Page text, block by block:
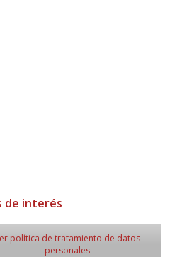
de interés
política de tratamiento de datos
personales